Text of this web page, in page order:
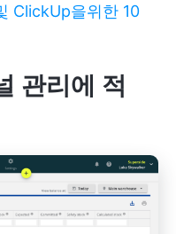
ClickUp을위한 10
관리에 적